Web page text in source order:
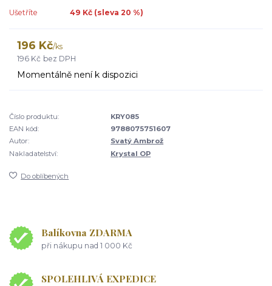
Ušetříte 49 Kč (sleva 20 %)
196 Kč/ks
196 Kč bez DPH
Momentálně není k dispozici
Číslo produktu:
KRY085
EAN kód:
9788075751607
Autor:
Svatý Ambrož
Nakladatelství:
Krystal OP
Do oblíbených
Balíkovna ZDARMA
při nákupu nad 1 000 Kč
SPOLEHLIVÁ EXPEDICE